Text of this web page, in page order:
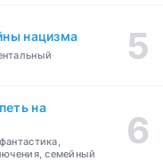
нацизма
на
семейный